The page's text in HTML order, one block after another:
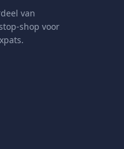
van
shop voor